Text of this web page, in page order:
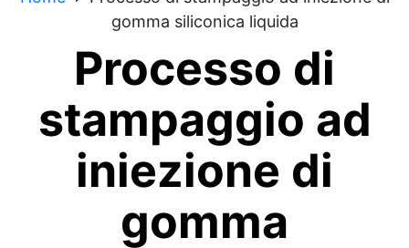
gomma siliconica liquida
Processo di
stampaggio ad
iniezione di
gomma